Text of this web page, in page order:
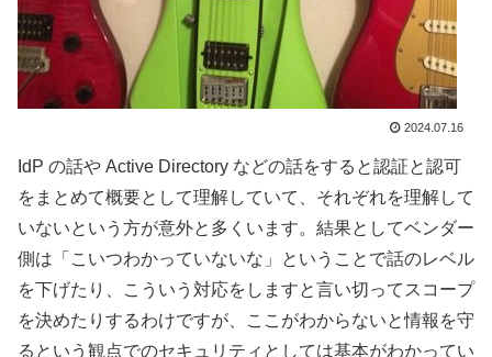
2024.07.16
IdP の話や Active Directory などの話をすると認証と認可
をまとめて概要として理解していて、それぞれを理解して
いないという方が意外と多くいます。結果としてベンダー
側は「こいつわかっていないな」ということで話のレベル
を下げたり、こういう対応をしますと言い切ってスコープ
を決めたりするわけですが、ここがわからないと情報を守
るという観点でのセキュリティとしては基本がわかってい